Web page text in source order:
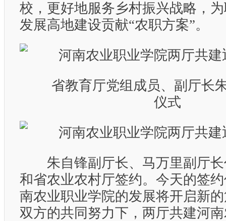
校，更好地服务乡村振兴战略，
发展高地建设贡献“农职方案”。
省教育厅党组成员、副厅长
仪式
朱自锋副厅长、马万里副厅长
和省农业农村厅签约。今天的签
南农业职业学院的发展将开启新
双方的共同努力下，两厅共建河